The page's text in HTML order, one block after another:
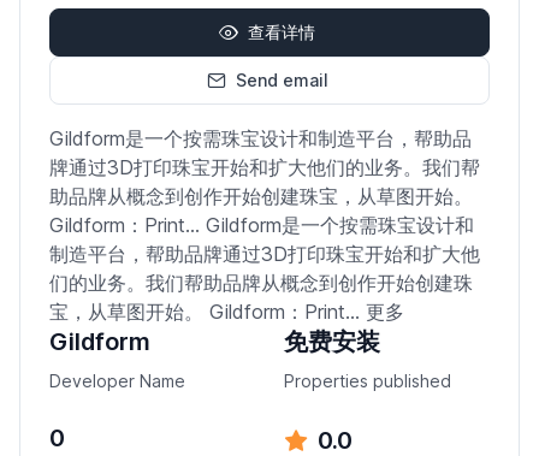
查看详情
Send email
Gildform是一个按需珠宝设计和制造平台，帮助品
牌通过3D打印珠宝开始和扩大他们的业务。我们帮
助品牌从概念到创作开始创建珠宝，从草图开始。
Gildform：Print... Gildform是一个按需珠宝设计和
制造平台，帮助品牌通过3D打印珠宝开始和扩大他
们的业务。我们帮助品牌从概念到创作开始创建珠
宝，从草图开始。 Gildform：Print... 更多
Gildform
Developer Name
免费安装
Properties published
0 0.0